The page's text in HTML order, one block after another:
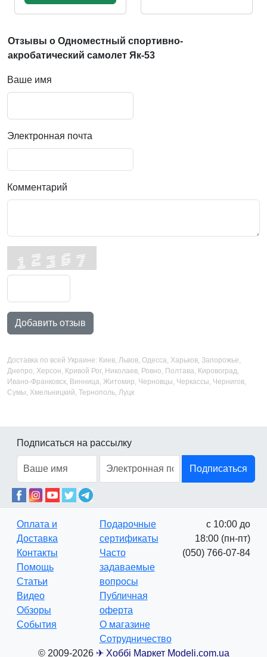
Отзывы о Одноместный спортивно-
акробатический самолет Як-53
Ваше имя
Электронная почта
Комментарий
Добавить отзыв
Доставка по всей Украине: Киев, Львов, Одесса, Харьков, Запорожье,
Днепро, Херсон, Кривой Рог, Николаев, Ровно, Полтава, Кировоград,
Ивано-Франковск, Винница, Житомир, Черновцы, Черкассы, Чернигов,
Сумы, Хмельницкий, Тернополь, Луцк
Подписаться на рассылку
Подписаться
Оплата и
Доставка
Контакты
Помощь
Статьи
Видео
Обзоры
События
Подарочные
сертификаты
Часто
задаваемые
вопросы
Публичная
оферта
О магазине
Сотрудничество
с 10:00 до
18:00 (пн-пт)
(050) 766-07-84
© 2009-2026 ✈ Хоббі Маркет Modeli.com.ua